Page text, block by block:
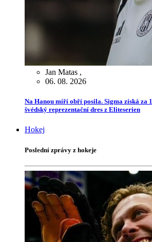
Jan Matas ,
06. 08. 2026
Na Hanou míří obří posila. Sigma získá za
švédský reprezentační dres z Eliteserien
Hokej
Poslední zprávy z hokeje